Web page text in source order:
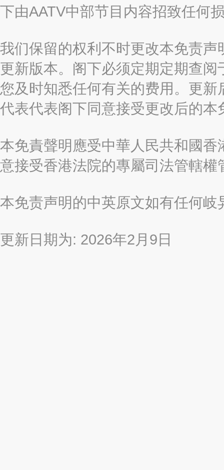
下由AATV中部节目内容招致任何
我们保留的权利不时更改本免责
更新版本。阁下必须定期定期查
您及时知悉任何有关的费用。更
代表代表阁下同意接受更改后的本
本免責聲明應受中華人民共和國
意接受香港法院的專屬司法管轄權
本免责声明的中英原文如有任何
更新日期为: 2026年2月9日